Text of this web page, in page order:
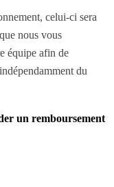
celui-ci sera
nous vous
équipe afin de
du
un remboursement